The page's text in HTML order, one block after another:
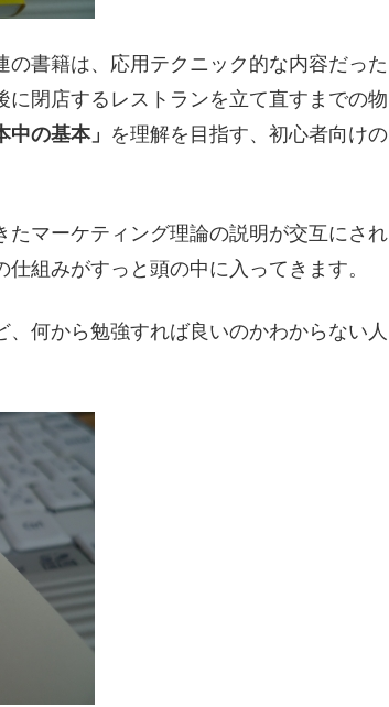
書籍は、応用テクニック的な内容だった
閉店するレストランを立て直すまでの物
中の基本」 を理解を目指す、初心者向けの
たマーケティング理論の説明が交互にされ
組みがすっと頭の中に入ってきます。
何から勉強すれば良いのかわからない人